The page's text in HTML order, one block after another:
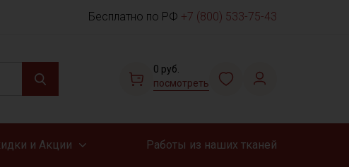
Бесплатно по РФ +7 (800) 533-75-43
0 руб.
посмотреть
и Акции Работы из наших тканей